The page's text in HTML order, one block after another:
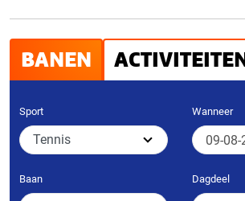
BANEN ACTIVITEITEN
Sport Wanneer
Baan Dagdeel